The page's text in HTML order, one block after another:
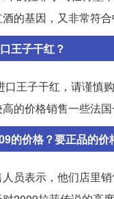
的基因，又非常符合
王子干红？
口王子干红，请谨慎
的价格销售一些法
的价格？要正品的价
员表示，他们店里